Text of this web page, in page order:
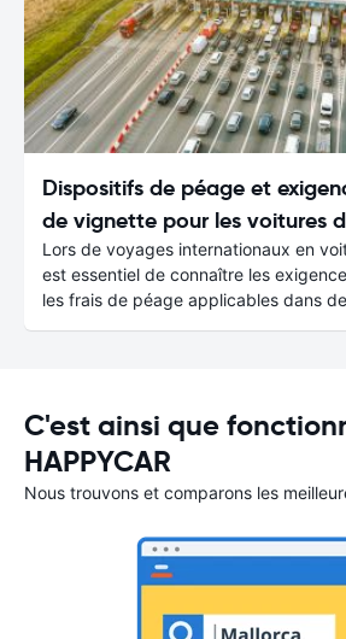
Dispositifs de péage et
de vignette pour les voitures
Lors de voyages internationaux en
est essentiel de connaître les
les frais de péage applicables dans
C'est ainsi que
HAPPYCAR
Nous trouvons et comparons les